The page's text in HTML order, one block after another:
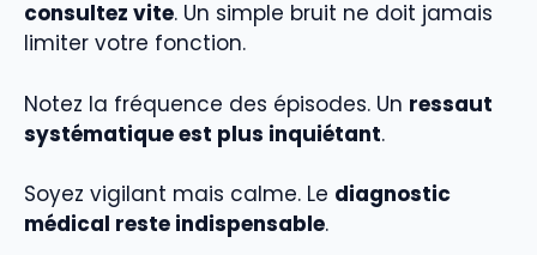
consultez vite. Un simple bruit ne doit jamais
limiter votre fonction.
Notez la fréquence des épisodes. Un ressaut
systématique est plus inquiétant.
Soyez vigilant mais calme. Le diagnostic
médical reste indispensable.